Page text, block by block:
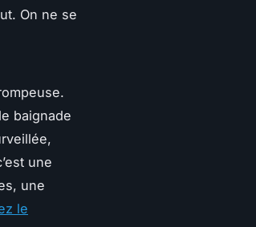
On ne se
baignade
une
une
le